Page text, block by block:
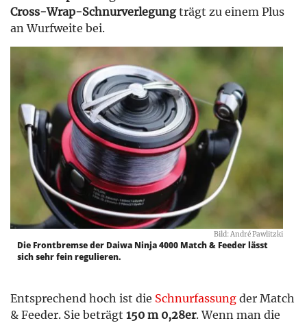
Cross-Wrap-Schnurverlegungträgt zu einem Plus
an Wurfweite bei.
Bild: André Pawlitzki
Die Frontbremse der Daiwa Ninja 4000 Match & Feeder lässt
sich sehr fein regulieren.
Entsprechend hoch ist die Schnurfassung der Match
& Feeder. Sie beträgt 150 m 0,28er. Wenn man die